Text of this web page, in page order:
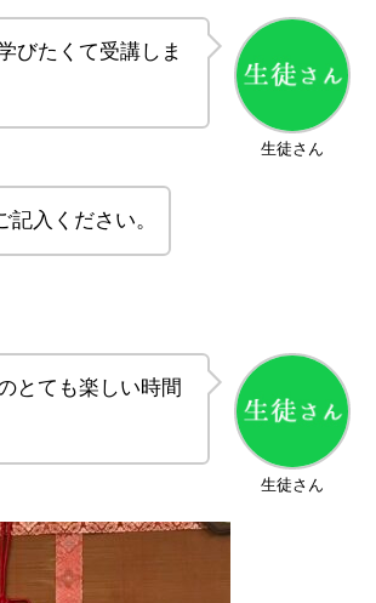
生徒さん
びたくて受講しま
入ください。
生徒さん
とても楽しい時間